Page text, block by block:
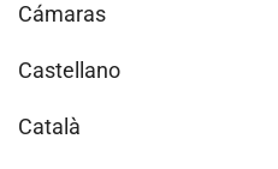
Cámaras
Castellano
Català